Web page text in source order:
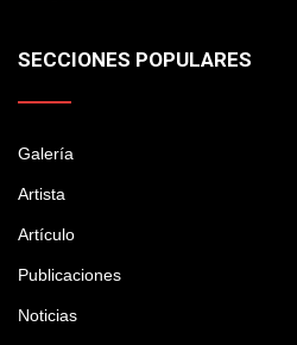
SECCIONES POPULARES
Galería
Artista
Artículo
Publicaciones
Noticias